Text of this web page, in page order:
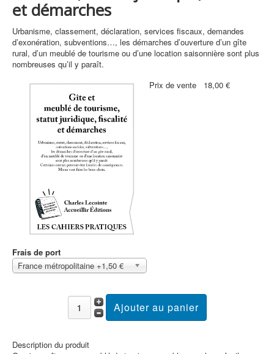
et démarches
Urbanisme, classement, déclaration, services fiscaux, demandes
d’exonération, subventions…, les démarches d’ouverture d’un gîte
rural, d’un meublé de tourisme ou d’une location saisonnière sont plus
nombreuses qu’il y paraît.
Prix ​​de vente
18,00 €
Frais de port
France métropolitaine +1,50 €
Description du produit